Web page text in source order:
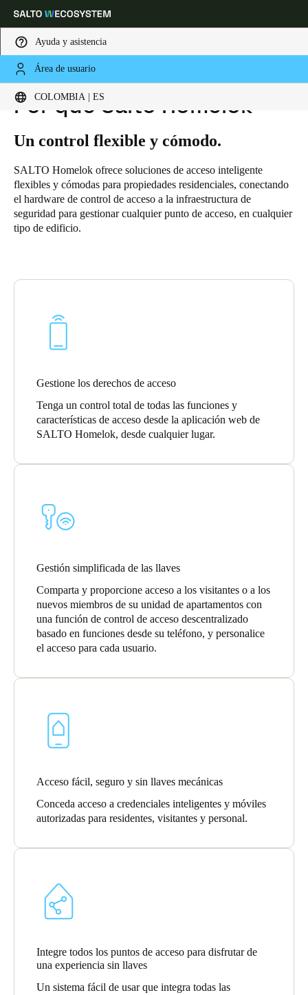
Ayuda y asistencia
Área de usuario
COLOMBIA | ES
Elija su ubicación y configuración de idioma
Colombia|Español
Mexico
HOME SOLUCIONES
POR QUÉ SALTO HOMELOK
Por qué Salto Homelok
Un control flexible y cómodo.
SALTO Homelok ofrece soluciones de acceso inteligente
flexibles y cómodas para propiedades residenciales, conectando
el hardware de control de acceso a la infraestructura de
seguridad para gestionar cualquier punto de acceso, en cualquier
tipo de edificio.
Gestione los derechos de acceso
Tenga un control total de todas las funciones y
características de acceso desde la aplicación web de
SALTO Homelok, desde cualquier lugar.
Gestión simplificada de las llaves
Comparta y proporcione acceso a los visitantes o a los
nuevos miembros de su unidad de apartamentos con
una función de control de acceso descentralizado
basado en funciones desde su teléfono, y personalice
el acceso para cada usuario.
Acceso fácil, seguro y sin llaves mecánicas
Conceda acceso a credenciales inteligentes y móviles
autorizadas para residentes, visitantes y personal.
Integre todos los puntos de acceso para disfrutar de
una experiencia sin llaves
Un sistema fácil de usar que integra todas las